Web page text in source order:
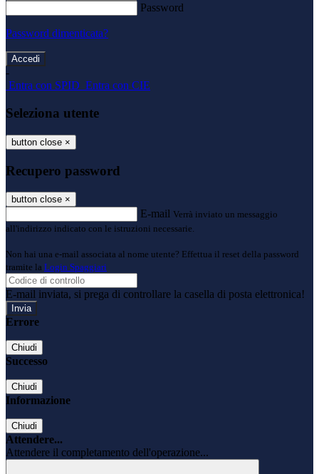
Password
Password dimenticata?
-
Entra con SPID Entra con CIE
Seleziona utente
button close ×
Recupero password
button close ×
E-mail Verrà inviato un messaggio
all'indirizzo indicato con le istruzioni necessarie.
Non hai una e-mail associata al nome utente? Effettua il reset della password
tramite la Login Spaggiari
E-mail inviata, si prega di controllare la casella di posta elettronica!
Errore
Chiudi
Successo
Chiudi
Informazione
Chiudi
Attendere...
Attendere il completamento dell'operazione...